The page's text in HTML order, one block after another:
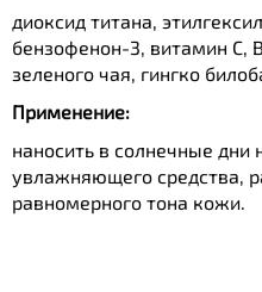
диоксид титана,
бензофенон-3, витамин С,
зеленого чая, гингко
Применение:
наносить в солнечные
увлажняющего средства,
равномерного тона кожи.